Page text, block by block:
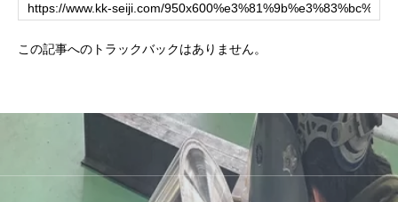
この記事へのトラックバックはありません。